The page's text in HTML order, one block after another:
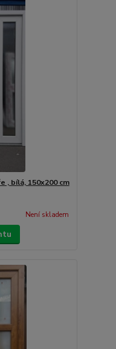
, bílá, 150x200 cm
Není skladem